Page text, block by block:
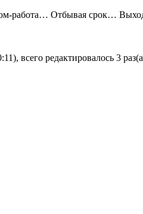
работа… Отбывая срок…
всего редактировалось 3